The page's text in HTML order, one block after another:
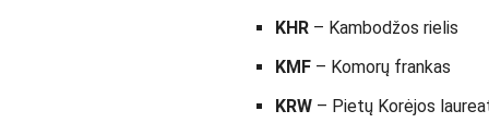
KHR – Kambodžos rielis
KMF – Komorų frankas
KRW – Pietų Korėjos